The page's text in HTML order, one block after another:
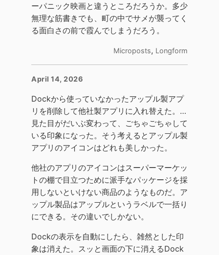
ーパニック映画と違うところだろうか。多少
無理な筋書きでも、町の中でサメが襲ってく
る面白さの前で霞んでしまうだろう。
Microposts, Longform
April 14, 2026
Dockから使っていなかったアップル製アプ
リを削除して他社製アプリに入れ替えた。…
見た目がだいぶ変わって、ごちゃごちゃして
いる印象になった。そう考えるとアップル製
アプリのアイコンはどれも美しかった。
他社のアプリのアイコンはスーパーマーケッ
トの棚で目立つために派手なパッケージを採
用しないといけない商品のようなものだ。ア
ップル製品はアップルというラベルで一括り
にできる。その違いでしかない。
Dockの表示を自動にしたら、雑然とした印
象は消えた。スッと画面の下に消えるDock